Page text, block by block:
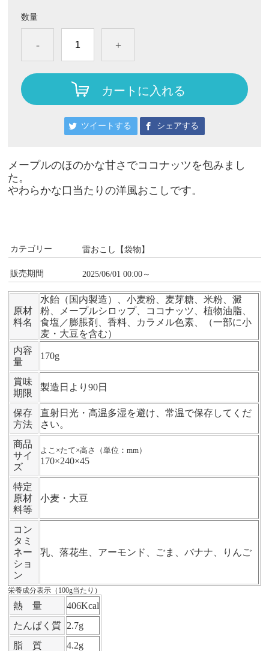
数量
- +
カートに入れる
ツイートする シェアする
メープルのほのかな甘さでココナッツを包みまし
た。
やわらかな口当たりの洋風おこしです。
カテゴリー 雷おこし【袋物】
販売期間 2025/06/01 00:00～
原材
料名
水飴（国内製造）、小麦粉、麦芽糖、米粉、澱
粉、メープルシロップ、ココナッツ、植物油脂、
食塩／膨脹剤、香料、カラメル色素、（一部に小
麦・大豆を含む）
内容
量
170g
賞味
期限
製造日より90日
保存
方法
直射日光・高温多湿を避け、常温で保存してくだ
さい。
商品
サイ
ズ
よこ×たて×高さ（単位：mm）
170×240×45
特定
原材
料等
小麦・大豆
コン
タミ
ネー
ショ
ン
乳、落花生、アーモンド、ごま、バナナ、りんご
栄養成分表示（100g当たり）
熱 量
406Kcal
たんぱく質 2.7g
脂 質
4.2g